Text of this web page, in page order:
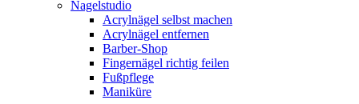
Nagelstudio
Acrylnägel selbst machen
Acrylnägel entfernen
Barber-Shop
Fingernägel richtig feilen
Fußpflege
Maniküre